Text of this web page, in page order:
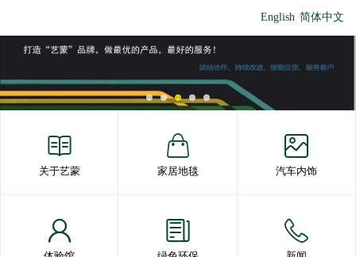
English 简体中文
关于艺蒙 家居地毯 汽车内饰